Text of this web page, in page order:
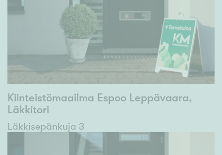
Kiinteistömaailma Espoo Leppävaara,
Läkkitori
Läkkisepänkuja 3